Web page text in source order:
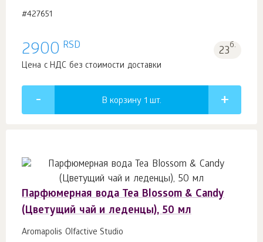
#427651
2900 RSD 23б.
Цена с НДС без стоимости доставки
В корзину 1 шт.
Парфюмерная вода Tea Blossom & Candy
(Цветущий чай и леденцы), 50 мл
Aromapolis Olfactive Studio